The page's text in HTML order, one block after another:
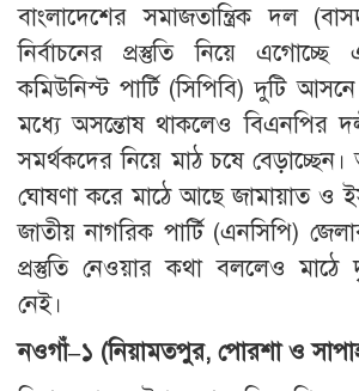
বাংলাদেশের সমাজতান্ত্রিক দল
নির্বাচনের প্রস্তুতি নিয়ে এগোচ্ছে
কমিউনিস্ট পার্টি (সিপিবি) দুটি
মধ্যে অসন্তোষ থাকলেও বিএনপির
সমর্থকদের নিয়ে মাঠ চষে বেড়াচ্ছেন।
ঘোষণা করে মাঠে আছে জামায়াত ও
জাতীয় নাগরিক পার্টি (এনসিপি)
প্রস্তুতি নেওয়ার কথা বললেও
নেই।
নওগাঁ–১ (নিয়ামতপুর, পোরশা ও